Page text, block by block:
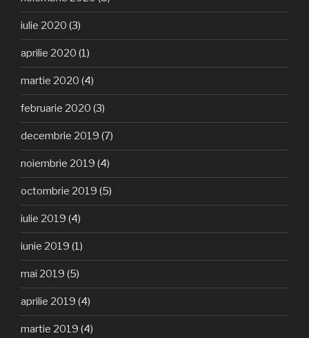
iulie 2020 (3)
aprilie 2020 (1)
martie 2020 (4)
februarie 2020 (3)
decembrie 2019 (7)
noiembrie 2019 (4)
octombrie 2019 (5)
iulie 2019 (4)
iunie 2019 (1)
mai 2019 (5)
aprilie 2019 (4)
martie 2019 (4)